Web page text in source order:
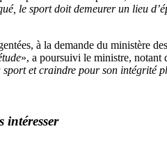
le sport doit demeurer un lieu
à la demande du ministère
», a poursuivi le ministre, notant
et craindre pour son intégrité
intéresser